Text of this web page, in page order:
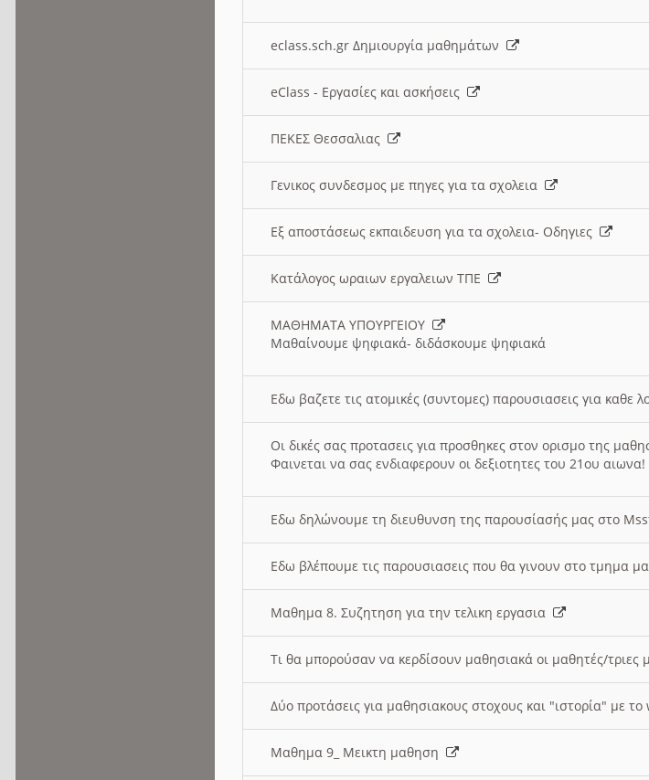
eclass.sch.gr Δημιουργία μαθημάτων
eClass - Εργασίες και ασκήσεις
ΠΕΚΕΣ Θεσσαλιας
Γενικος συνδεσμος με πηγες για τα σχολεια
Εξ αποστάσεως εκπαιδευση για τα σχολεια- Οδηγιες
Κατάλογος ωραιων εργαλειων ΤΠΕ
ΜΑΘΗΜΑΤΑ ΥΠΟΥΡΓΕΙΟΥ
Μαθαίνουμε ψηφιακά- διδάσκουμε ψηφιακά
Εδω βαζετε τις ατομικές (συντομες) παρουσιασεις για καθε
Οι δικές σας προτασεις για προσθηκες στον ορισμο της
Φαινεται να σας ενδιαφερουν οι δεξιοτητες του 21ου αιωνα!
Εδω δηλώνουμε τη διευθυνση της παρουσίασής μας στο
Εδω βλέπουμε τις παρουσιασεις που θα γινουν στο τμημα
Μαθημα 8. Συζητηση για την τελικη εργασια
Τι θα μπορούσαν να κερδίσουν μαθησιακά οι μαθητές/
Δύο προτάσεις για μαθησιακους στοχους και "ιστορία" με
Μαθημα 9_ Μεικτη μαθηση